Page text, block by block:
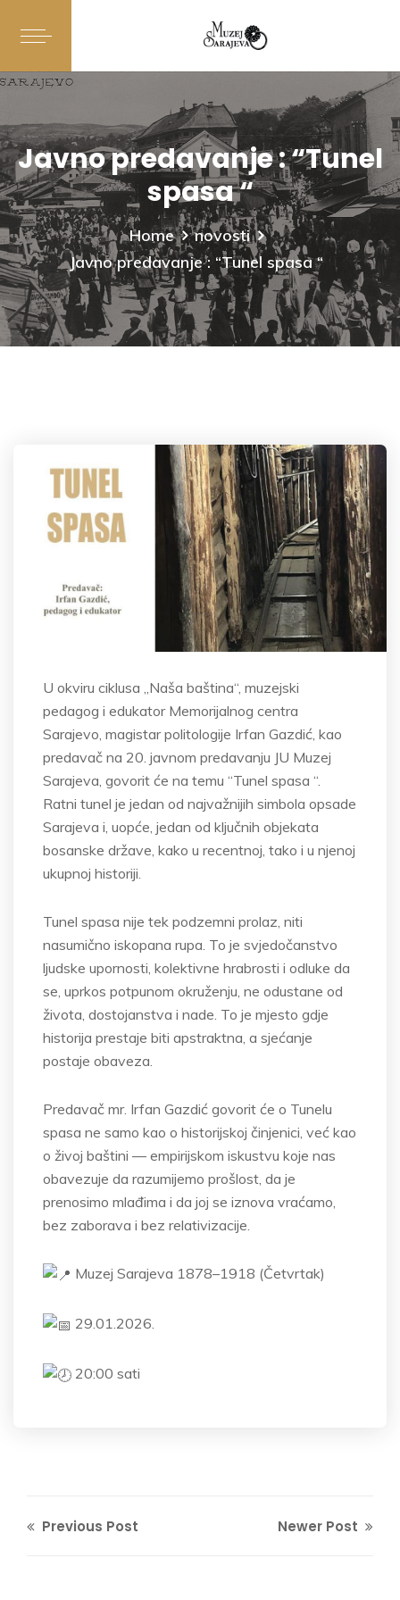
Javno predavanje : “Tunel
spasa “
Home
novosti
Javno predavanje : “Tunel spasa “
U okviru ciklusa „Naša baština“, muzejski
pedagog i edukator Memorijalnog centra
Sarajevo, magistar politologije Irfan Gazdić, kao
predavač na 20. javnom predavanju JU Muzej
Sarajeva, govorit će na temu “Tunel spasa “.
Ratni tunel je jedan od najvažnijih simbola opsade
Sarajeva i, uopće, jedan od ključnih objekata
bosanske države, kako u recentnoj, tako i u njenoj
ukupnoj historiji.
Tunel spasa nije tek podzemni prolaz, niti
nasumično iskopana rupa. To je svjedočanstvo
ljudske upornosti, kolektivne hrabrosti i odluke da
se, uprkos potpunom okruženju, ne odustane od
života, dostojanstva i nade. To je mjesto gdje
historija prestaje biti apstraktna, a sjećanje
postaje obaveza.
Predavač mr. Irfan Gazdić govorit će o Tunelu
spasa ne samo kao o historijskoj činjenici, već kao
o živoj baštini — empirijskom iskustvu koje nas
obavezuje da razumijemo prošlost, da je
prenosimo mlađima i da joj se iznova vraćamo,
bez zaborava i bez relativizacije.
Muzej Sarajeva 1878–1918 (Četvrtak)
29.01.2026.
20:00 sati
Previous Post Newer Post